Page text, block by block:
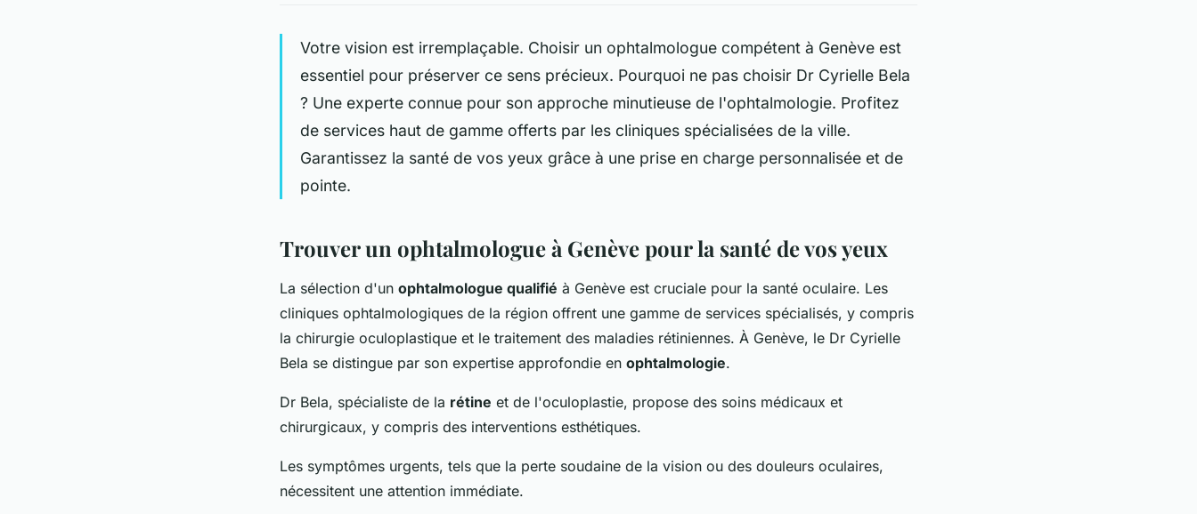
Votre vision est irremplaçable. Choisir un ophtalmologue compétent à Genève est
essentiel pour préserver ce sens précieux. Pourquoi ne pas choisir Dr Cyrielle Bela
? Une experte connue pour son approche minutieuse de l'ophtalmologie. Profitez
de services haut de gamme offerts par les cliniques spécialisées de la ville.
Garantissez la santé de vos yeux grâce à une prise en charge personnalisée et de
pointe.
Trouver un ophtalmologue à Genève pour la santé de vos yeux
La sélection d'un ophtalmologue qualifié à Genève est cruciale pour la santé oculaire. Les
cliniques ophtalmologiques de la région offrent une gamme de services spécialisés, y compris
la chirurgie oculoplastique et le traitement des maladies rétiniennes. À Genève, le Dr Cyrielle
Bela se distingue par son expertise approfondie en ophtalmologie.
Dr Bela, spécialiste de la rétine et de l'oculoplastie, propose des soins médicaux et
chirurgicaux, y compris des interventions esthétiques.
Les symptômes urgents, tels que la perte soudaine de la vision ou des douleurs oculaires,
nécessitent une attention immédiate.